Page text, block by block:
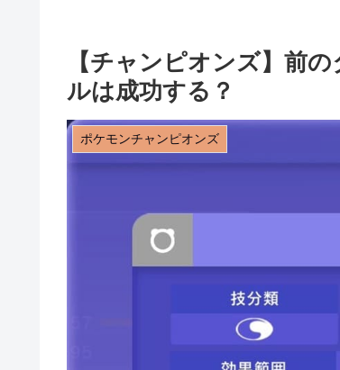
【チャンピオンズ】前
ルは成功する？
ポケモンチャンピオンズ